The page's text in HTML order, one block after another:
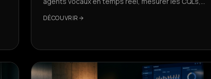
avec un ROI prévisible.
DÉCOUVRIR